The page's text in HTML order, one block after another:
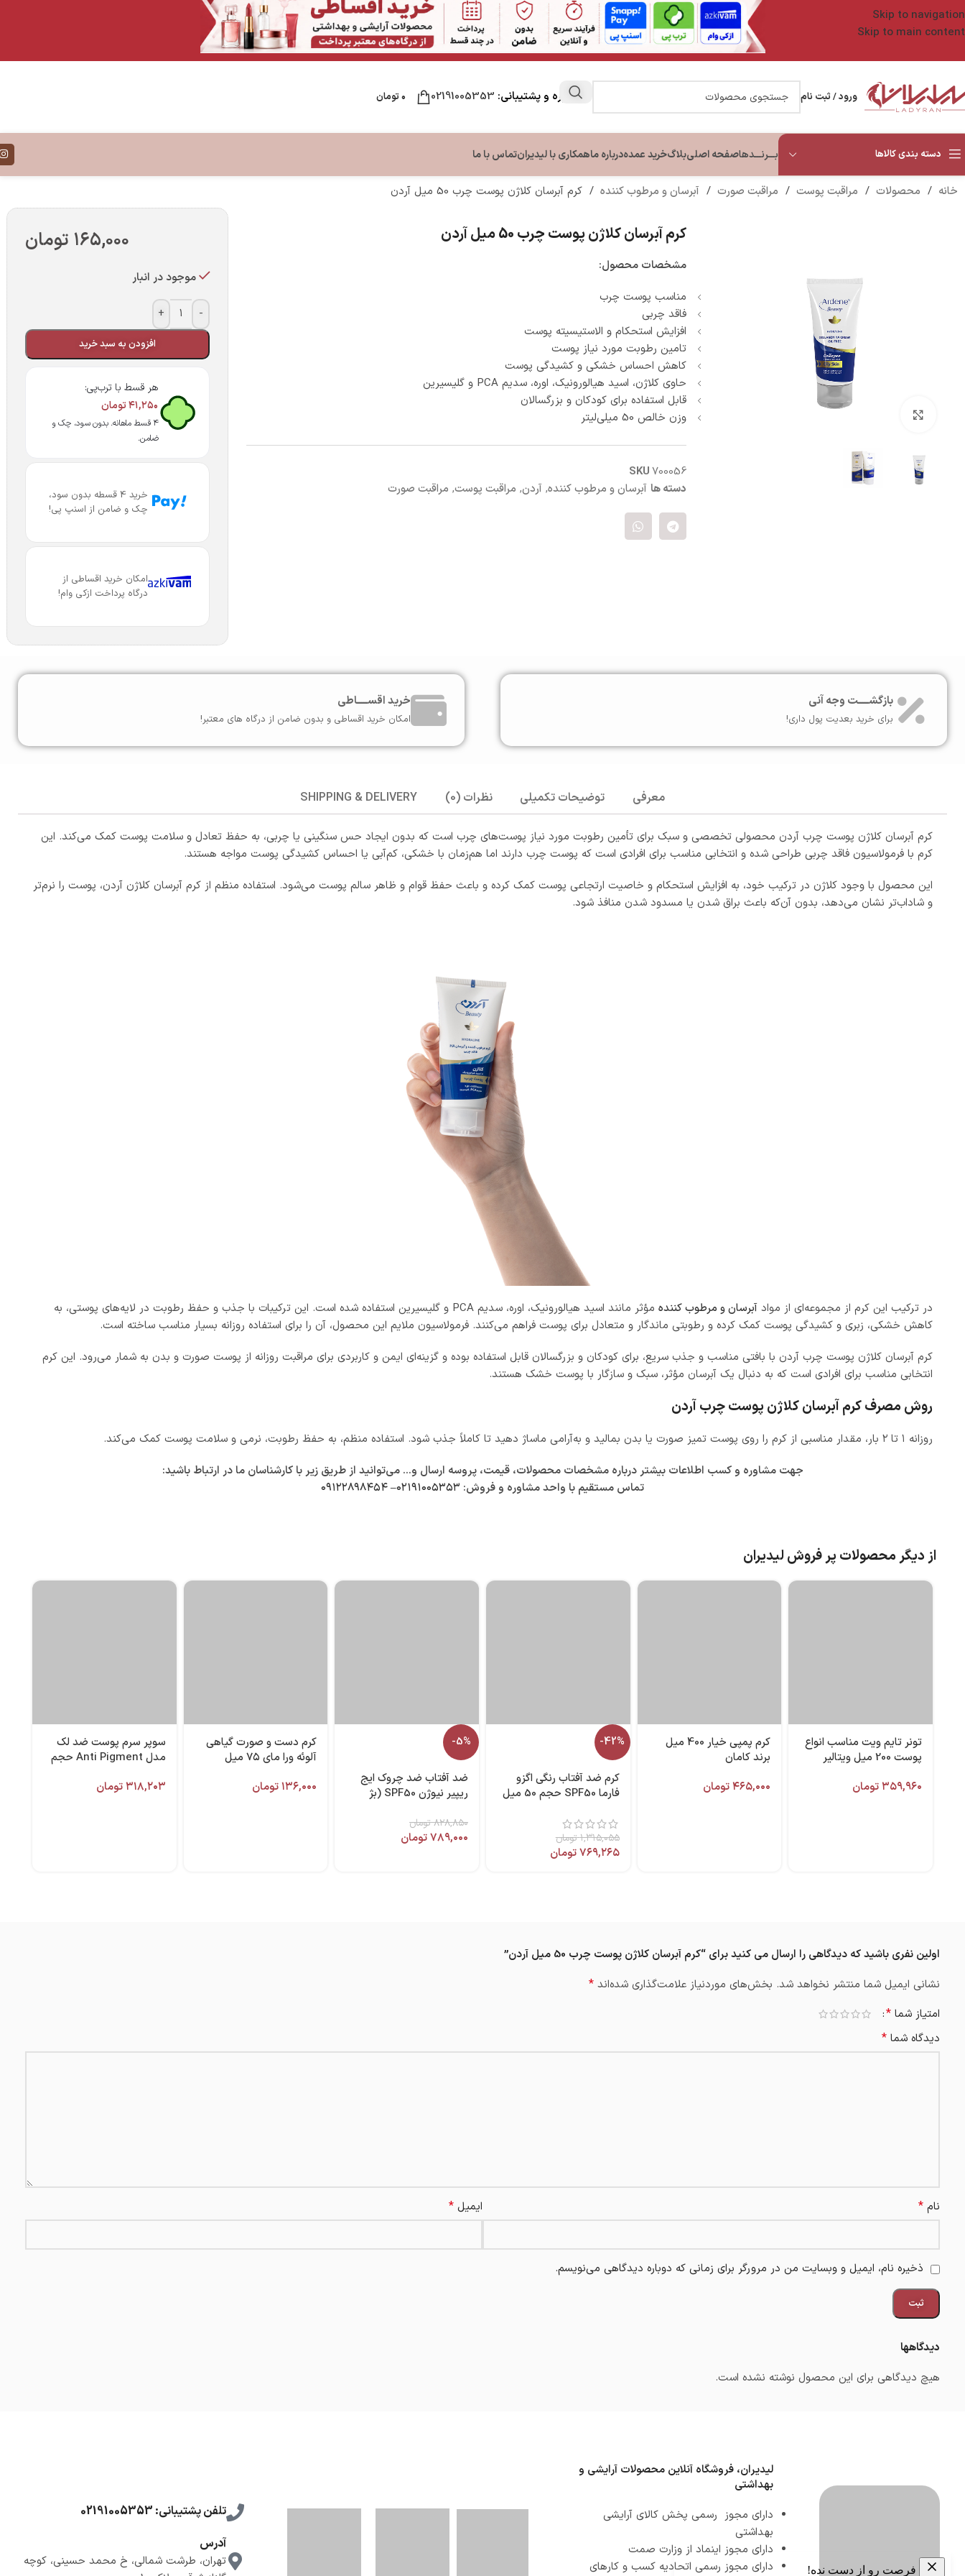
Skip to navigation
Skip to main content
ورود / ثبت نام مشاوره و پشتیبانی: 02191005353 ۰ تومان
دسته بندی کالاها بـــرنـــدهاصفحه اصلیبلاگخرید عمدهدرباره ماهمکاری با لیدیرانتماس با ما
خانه / محصولات / مراقبت پوست / مراقبت صورت / آبرسان و مرطوب کننده / کرم آبرسان کلاژن پوست چرب 50 میل آردن
کرم آبرسان کلاژن پوست چرب 50 میل آردن
مشخصات محصول:
مناسب پوست چرب
فاقد چربی
افزایش استحکام و الاستیسیته پوست
تامین رطوبت مورد نیاز پوست
کاهش احساس خشکی و کشیدگی پوست
حاوی کلاژن، اسید هیالورونیک، اوره، سدیم PCA و گلیسیرین
قابل استفاده برای کودکان و بزرگسالان
وزن خالص 50 میلی‌لیتر
SKU700056
دسته ها آبرسان و مرطوب کننده, آردن, مراقبت پوست, مراقبت صورت
۱۶۵,۰۰۰ تومان
موجود در انبار
-
+
افزودن به سبد خرید
هر قسط با ترب‌پی:
۴۱,۲۵۰تومان
۴ قسط ماهانه. بدون سود، چک و
ضامن.
خرید 4 قسطه بدون سود،
چک و ضامن از اسنپ پی!
امکان خرید اقساطی از
درگاه پرداخت ازکی وام!
بازگشـــــت وجه آنی
برای خرید بعدیت پول داری!
خرید اقســـــاطی
امکان خرید اقساطی و بدون ضامن از درگاه های معتبر!
معرفی توضیحات تکمیلی نظرات (0) SHIPPING & DELIVERY
کرم آبرسان کلاژن پوست چرب آردن محصولی تخصصی و سبک برای تأمین رطوبت مورد نیاز پوست‌های چرب است که بدون ایجاد حس سنگینی یا چربی، به حفظ تعادل و سلامت پوست کمک می‌کند. این
کرم با فرمولاسیون فاقد چربی طراحی شده و انتخابی مناسب برای افرادی است که پوست چرب دارند اما هم‌زمان با خشکی، کم‌آبی یا احساس کشیدگی پوست مواجه هستند.
این محصول با وجود کلاژن در ترکیب خود، به افزایش استحکام و خاصیت ارتجاعی پوست کمک کرده و باعث حفظ قوام و ظاهر سالم پوست می‌شود. استفاده منظم از کرم آبرسان کلاژن آردن، پوست را نرم‌تر
و شاداب‌تر نشان می‌دهد، بدون آن‌که باعث براق شدن یا مسدود شدن منافذ شود.
در ترکیب این کرم از مجموعه‌ای از مواد آبرسان و مرطوب‌ کننده
مؤثر مانند اسید هیالورونیک، اوره، سدیم PCA و گلیسیرین استفاده شده است. این ترکیبات با جذب و حفظ رطوبت در لایه‌های پوستی، به
کاهش خشکی، زبری و کشیدگی پوست کمک کرده و رطوبتی ماندگار و متعادل برای پوست فراهم می‌کنند. فرمولاسیون ملایم این محصول، آن را برای استفاده روزانه بسیار مناسب ساخته است.
کرم آبرسان کلاژن پوست چرب آردن با بافتی مناسب و جذب سریع، برای کودکان و بزرگسالان قابل استفاده بوده و گزینه‌ای ایمن و کاربردی برای مراقبت روزانه از پوست صورت و بدن به شمار می‌رود. این کرم
انتخابی مناسب برای افرادی است که به دنبال یک آبرسان مؤثر، سبک و سازگار با پوست خشک هستند.
روش مصرف کرم آبرسان کلاژن پوست چرب آردن
روزانه ۱ تا ۲ بار، مقدار مناسبی از کرم را روی پوست تمیز صورت یا بدن بمالید و به‌آرامی ماساژ دهید تا کاملاً جذب شود. استفاده منظم، به حفظ رطوبت، نرمی و سلامت پوست کمک می‌کند.
جهت مشاوره و کسب اطلاعات بیشتر درباره مشخصات محصولات، قیمت، پروسه ارسال و… می‌توانید از طریق زیر با کارشناسان ما در ارتباط باشید:
تماس مستقیم با واحد مشاوره و فروش: ۰۲۱۹۱۰۰۵۳۵۳–۰۹۱۲۲۸۹۸۴۵۴
از دیگر محصولات پر فروش لیدیران
تونر تایم ویت مناسب انواع
پوست 200 میل ویتالیر
۳۵۹,۹۶۰تومان
کرم پمپی خیار 400 میل
برند کامان
۴۶۵,۰۰۰تومان
-42%
کرم ضد آفتاب رنگی اگزو
فارما SPF50 حجم 50 میل
۱,۳۱۵,۰۵۵تومان
۷۶۹,۲۶۵تومان
-5%
ضد آفتاب ضد چروک ایج
ریپیر نیوژن SPF50 (بژ
سولاریس
۸۲۸,۸۵۰تومان
۷۸۹,۰۰۰تومان
کرم دست و صورت گیاهی
آلوئه ورا مای ۷۵ میل
۱۳۶,۰۰۰تومان
سوپر سرم پوست ضد لک
مدل Anti Pigment حجم
۳۱۸,۲۰۳تومان
دیدگاهها
هیچ دیدگاهی برای این محصول نوشته نشده است.
اولین نفری باشید که دیدگاهی را ارسال می کنید برای “کرم آبرسان کلاژن پوست چرب 50 میل آردن”
نشانی ایمیل شما منتشر نخواهد شد. بخش‌های موردنیاز علامت‌گذاری شده‌اند *
امتیاز شما *
دیدگاه شما *
نام * ایمیل *
ذخیره نام، ایمیل و وبسایت من در مرورگر برای زمانی که دوباره دیدگاهی می‌نویسم.
لیدیران، فروشگاه آنلاین محصولات آرایشی و
بهداشتی
دارای مجوز رسمی پخش کالای آرایشی
بهداشتی
دارای مجوز اینماد از وزارت صمت
دارای مجوز رسمی اتحادیه کسب و کارهای
تلفن پشتیبانی: 02191005353
آدرس
تهران، طرشت شمالی، خ محمد حسینی، کوچه